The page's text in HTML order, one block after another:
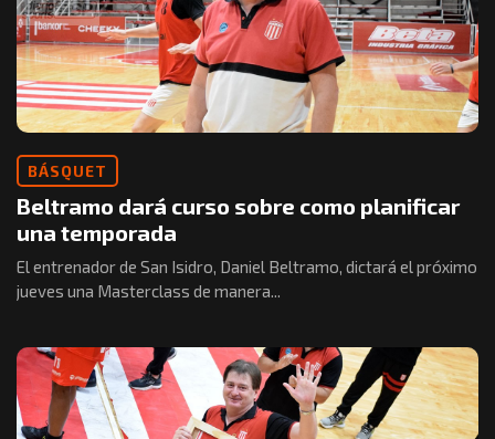
BÁSQUET
Beltramo dará curso sobre como planificar
una temporada
El entrenador de San Isidro, Daniel Beltramo, dictará el próximo
jueves una Masterclass de manera...